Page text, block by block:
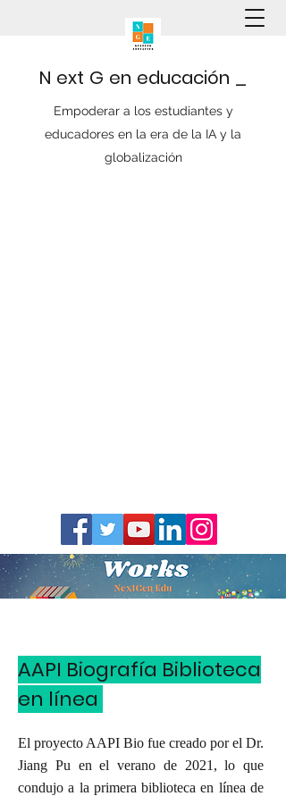
N ext G en educación _
Empoderar a los estudiantes y
educadores en la era de la IA y la
globalización
AAPI Biografía Biblioteca
en línea
El proyecto AAPI Bio fue creado por el Dr.
Jiang Pu en el verano de 2021, lo que
condujo a la primera biblioteca en línea de